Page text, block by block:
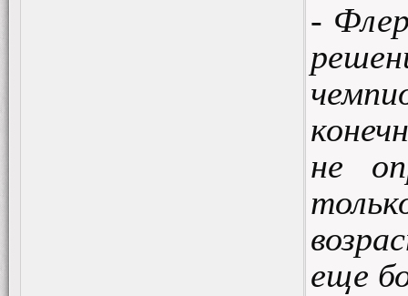
-
не
еще